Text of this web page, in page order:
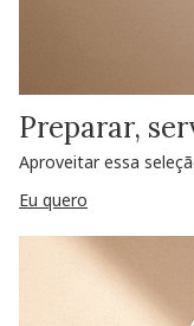
Preparar,
Aproveitar essa
Eu quero